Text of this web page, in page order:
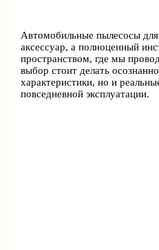
Автомобильные пылесосы
аксессуар, а полноценный
пространством, где мы
выбор стоит делать
характеристики, но и
повседневной эксплуатации.